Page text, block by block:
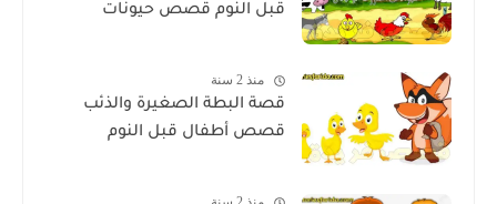
قبل النوم قصص حيونات
منذ 2 سنة
قصة البطة الصغيرة والذئب
قصص أطفال قبل النوم